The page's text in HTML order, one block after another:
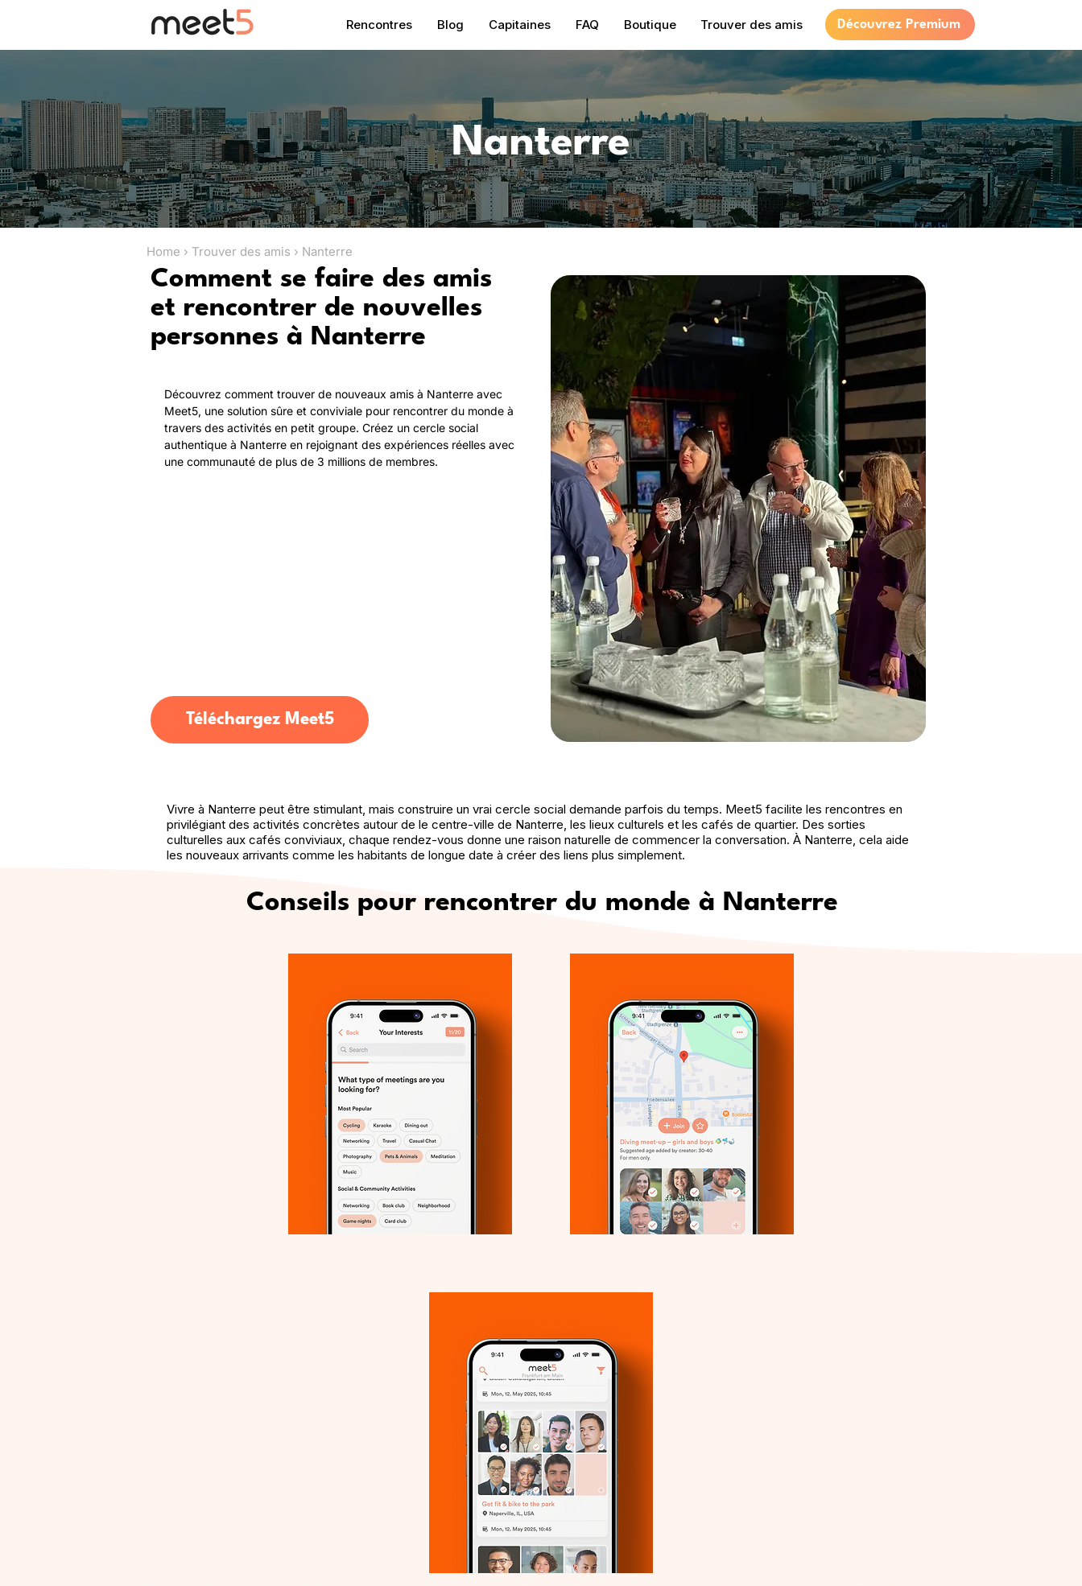
Rencontres Blog Capitaines FAQ Boutique Trouver des amis Découvrez Premium
Nanterre
Home › Trouver des amis › Nanterre
Comment se faire des amis
et rencontrer de nouvelles
personnes à Nanterre
Découvrez comment trouver de nouveaux amis à Nanterre avec
Meet5, une solution sûre et conviviale pour rencontrer du monde à
travers des activités en petit groupe. Créez un cercle social
authentique à Nanterre en rejoignant des expériences réelles avec
une communauté de plus de 3 millions de membres.
Téléchargez Meet5
Vivre à Nanterre peut être stimulant, mais construire un vrai cercle social demande parfois du temps. Meet5 facilite les rencontres en
privilégiant des activités concrètes autour de le centre-ville de Nanterre, les lieux culturels et les cafés de quartier. Des sorties
culturelles aux cafés conviviaux, chaque rendez-vous donne une raison naturelle de commencer la conversation. À Nanterre, cela aide
les nouveaux arrivants comme les habitants de longue date à créer des liens plus simplement.
Conseils pour rencontrer du monde à Nanterre